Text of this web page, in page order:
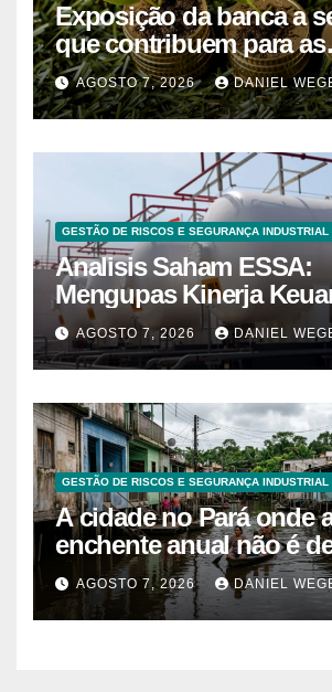
Exposição da banca a
que contribuem para as
alterações climáticas
nos 62%
AGOSTO 7, 2026 DANIEL
GESTÃO DE RISCOS E SEGURANÇA INDUSTRIAL
Analisis Saham ESSA:
Mengupas Kinerja
ESSA Semester I 2026
AGOSTO 7, 2026 DANIEL
GESTÃO DE RISCOS E SEGURANÇA INDUSTRIAL
A cidade no Pará onde
enchente anual não é
mas calendário, as
projetadas com o
descartável, o comércio
AGOSTO 7, 2026 DANIEL